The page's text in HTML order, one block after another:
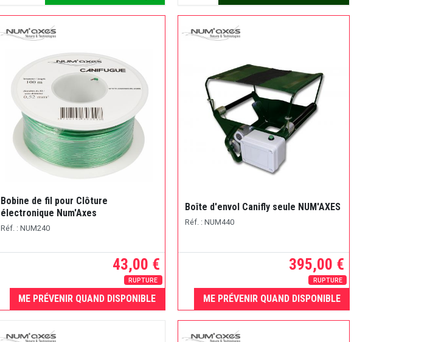
Bobine de fil pour Clôture
électronique Num'Axes
Réf. : NUM240
43,00 €
RUPTURE
ME PRÉVENIR QUAND DISPONIBLE
Boîte d'envol Canifly seule NUM'AXES
Réf. : NUM440
395,00 €
RUPTURE
ME PRÉVENIR QUAND DISPONIBLE